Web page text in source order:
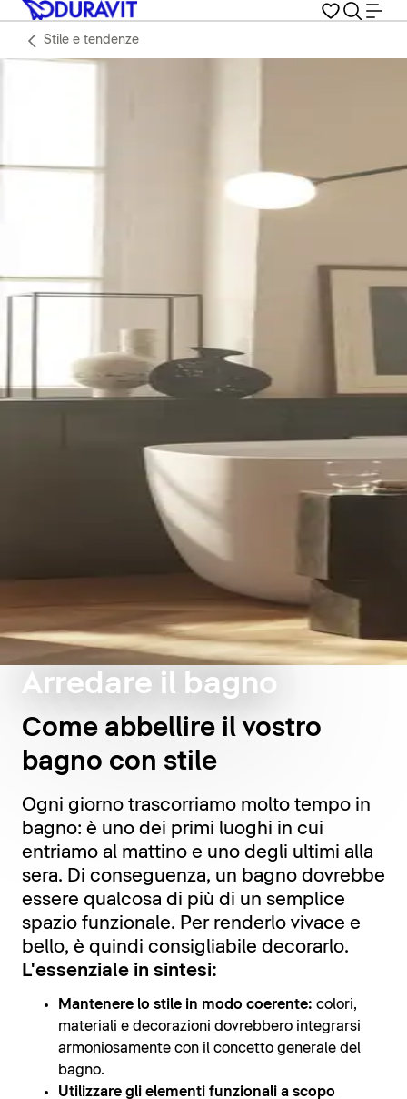
Stile e tendenze
Arredare il bagno
Come abbellire il vostro
bagno con stile
Ogni giorno trascorriamo molto tempo in
bagno: è uno dei primi luoghi in cui
entriamo al mattino e uno degli ultimi alla
sera. Di conseguenza, un bagno dovrebbe
essere qualcosa di più di un semplice
spazio funzionale. Per renderlo vivace e
bello, è quindi consigliabile decorarlo.
L'essenziale in sintesi:
Mantenere lo stile in modo coerente: colori,
materiali e decorazioni dovrebbero integrarsi
armoniosamente con il concetto generale del
bagno.
Utilizzare gli elementi funzionali a scopo